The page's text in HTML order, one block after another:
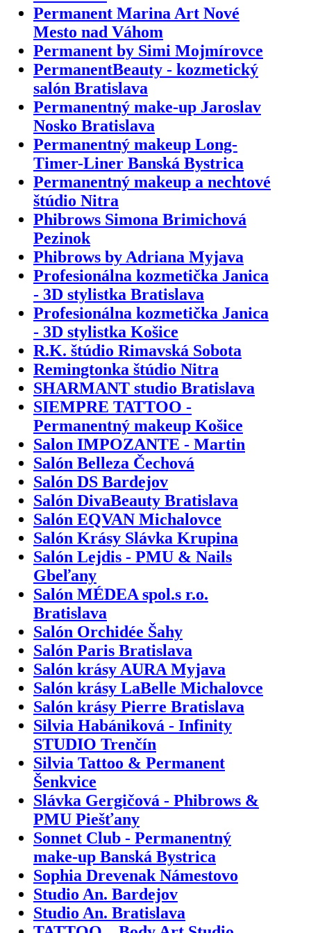
Permanent Marina Art Nové
Mesto nad Váhom
Permanent by Simi Mojmírovce
PermanentBeauty - kozmetický
salón Bratislava
Permanentný make-up Jaroslav
Nosko Bratislava
Permanentný makeup Long-
Timer-Liner Banská Bystrica
Permanentný makeup a nechtové
štúdio Nitra
Phibrows Simona Brimichová
Pezinok
Phibrows by Adriana Myjava
Profesionálna kozmetička Janica
- 3D stylistka Bratislava
Profesionálna kozmetička Janica
- 3D stylistka Košice
R.K. štúdio Rimavská Sobota
Remingtonka štúdio Nitra
SHARMANT studio Bratislava
SIEMPRE TATTOO -
Permanentný makeup Košice
Salon IMPOZANTE - Martin
Salón Belleza Čechová
Salón DS Bardejov
Salón DivaBeauty Bratislava
Salón EQVAN Michalovce
Salón Krásy Slávka Krupina
Salón Lejdis - PMU & Nails
Gbeľany
Salón MÉDEA spol.s r.o.
Bratislava
Salón Orchidée Šahy
Salón Paris Bratislava
Salón krásy AURA Myjava
Salón krásy LaBelle Michalovce
Salón krásy Pierre Bratislava
Silvia Habániková - Infinity
STUDIO Trenčín
Silvia Tattoo & Permanent
Šenkvice
Slávka Gergičová - Phibrows &
PMU Piešťany
Sonnet Club - Permanentný
make-up Banská Bystrica
Sophia Drevenak Námestovo
Studio An. Bardejov
Studio An. Bratislava